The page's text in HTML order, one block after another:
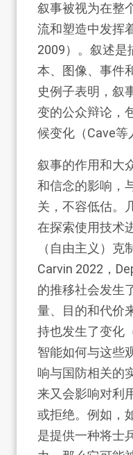
叙事被视为在整
流和塑造中发挥
2009）。叙述是
本、图像、事件
史例子表明，叙
变的公众辩论，
候变化（Cave等
叙事的作用和大
和信念的影响，
关，不容低估。
在探索使用技术
（自由主义）克
Carvin 2022，
的推移社会发生
量、目的和代价
持也发生了变化
智能如何与这些
响与国防相关的
来又会影响对利
或拒绝。例如，
是提供一种将士